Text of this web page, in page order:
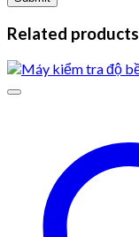
Related products